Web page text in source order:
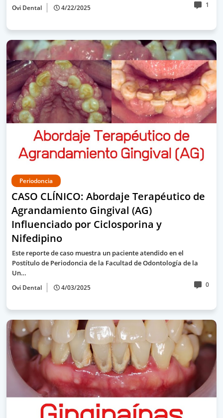
Ovi Dental 4/22/2025 1
Periodoncia
CASO CLÍNICO: Abordaje Terapéutico de
Agrandamiento Gingival (AG)
Influenciado por Ciclosporina y
Nifedipino
Este reporte de caso muestra un paciente atendido en el
Postítulo de Periodoncia de la Facultad de Odontología de la
Un…
Ovi Dental 4/03/2025 0